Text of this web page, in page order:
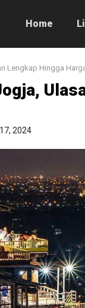
Home
Lengkap Hingga
2024